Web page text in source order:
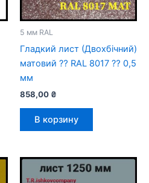
5 мм RAL
Гладкий лист (Двохбічний)
матовий ⁇ RAL 8017 ⁇ 0,5
мм
858,00 ₴
В корзину